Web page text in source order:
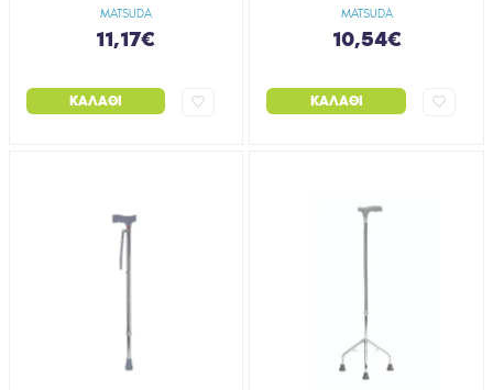
MATSUDA
11,17€
ΚΑΛΆΘΙ
MATSUDA
10,54€
ΚΑΛΆΘΙ